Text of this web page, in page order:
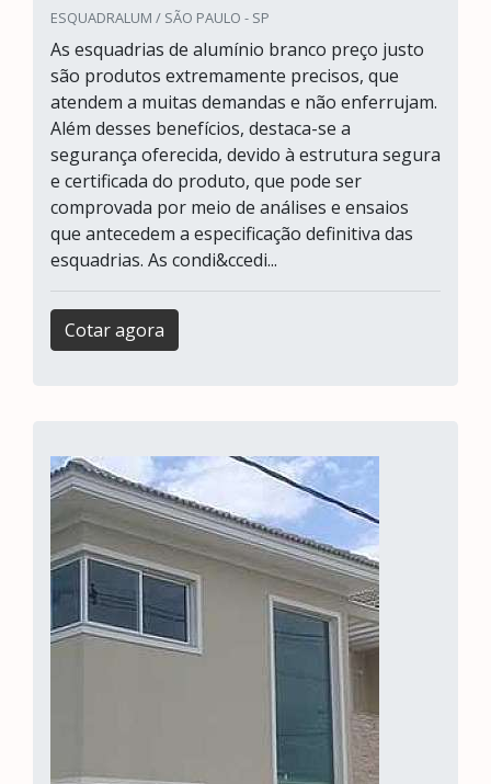
ESQUADRALUM / SÃO PAULO - SP
As esquadrias de alumínio branco preço justo
são produtos extremamente precisos, que
atendem a muitas demandas e não enferrujam.
Além desses benefícios, destaca-se a
segurança oferecida, devido à estrutura segura
e certificada do produto, que pode ser
comprovada por meio de análises e ensaios
que antecedem a especificação definitiva das
esquadrias. As condi&ccedi...
Cotar agora